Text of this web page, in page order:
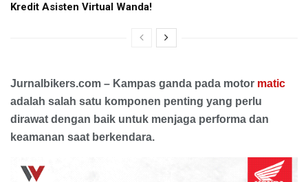
Kredit Asisten Virtual Wanda!
Jurnalbikers.com – Kampas ganda pada motor matic
adalah salah satu komponen penting yang perlu
dirawat dengan baik untuk menjaga performa dan
keamanan saat berkendara.